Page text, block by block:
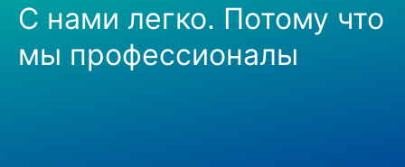
С нами легко. Потому что
мы профессионалы